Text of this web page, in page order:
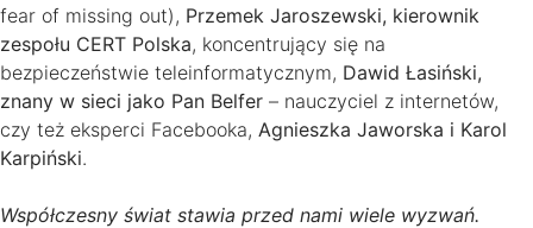
fear of missing out), Przemek Jaroszewski, kierownik
zespołu CERT Polska, koncentrujący się na
bezpieczeństwie teleinformatycznym, Dawid Łasiński,
znany w sieci jako Pan Belfer – nauczyciel z internetów,
czy też eksperci Facebooka, Agnieszka Jaworska i Karol
Karpiński.
Współczesny świat stawia przed nami wiele wyzwań.